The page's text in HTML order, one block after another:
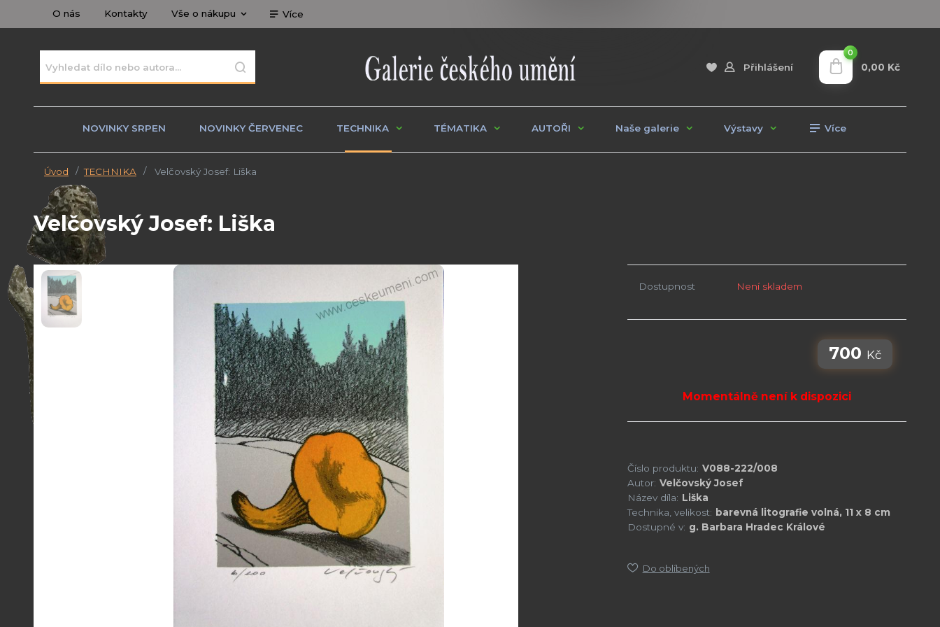
O nás Kontakty Vše o nákupu Více
Přihlášení
0
0,00 Kč
NOVINKY SRPEN NOVINKY ČERVENEC TECHNIKA TÉMATIKA AUTOŘI Naše galerie Výstavy Více
Úvod TECHNIKA Velčovský Josef: Liška
Velčovský Josef: Liška
Dostupnost Není skladem
700 Kč
Momentálně není k dispozici
Číslo produktu: V088-222/008
Autor: Velčovský Josef
Název díla: Liška
Technika, velikost: barevná litografie volná, 11 x 8 cm
Dostupné v: g. Barbara Hradec Králové
Do oblíbených